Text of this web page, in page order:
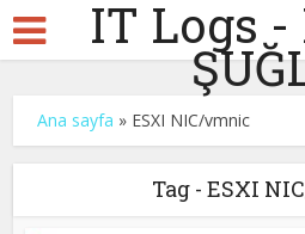
IT Logs -
Ana sayfa » ESXI NIC/vmnic
Tag - ESXI